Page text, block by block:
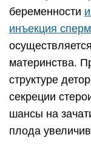
беременности
инъекция
материнства.
структуре
секреции
шансы на
плода